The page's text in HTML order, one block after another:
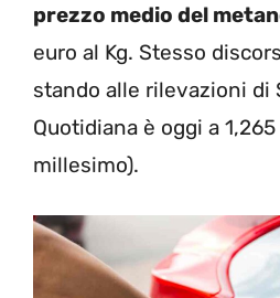
prezzo medio del
euro al Kg. Stesso
stando alle rilevazioni di
Quotidiana è oggi a
millesimo).